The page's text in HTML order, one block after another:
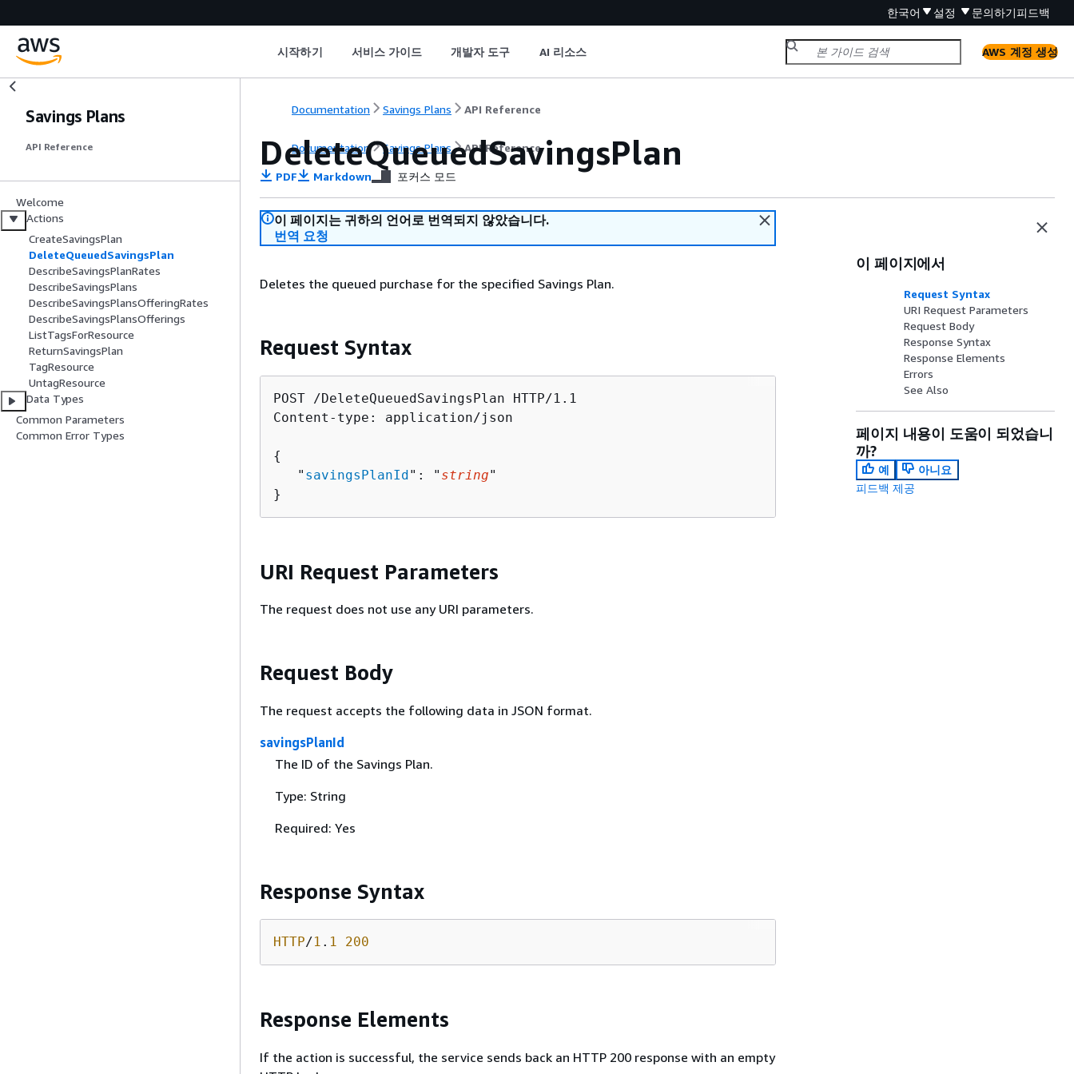
한국어 설정 문의하기피드백
시작하기 서비스 가이드 개발자 도구 AI 리소스 AWS 계정 생성
Savings Plans
API Reference
Welcome
Actions
CreateSavingsPlan
DeleteQueuedSavingsPlan
DescribeSavingsPlanRates
DescribeSavingsPlans
DescribeSavingsPlansOfferingRates
DescribeSavingsPlansOfferings
ListTagsForResource
ReturnSavingsPlan
TagResource
UntagResource
Data Types
Common Parameters
Common Error Types
Documentation Savings Plans API Reference
Documentation Savings Plans API Reference
DeleteQueuedSavingsPlan
PDF Markdown 포커스 모드
이 페이지는 귀하의 언어로 번역되지 않았습니다.
번역 요청
Deletes the queued purchase for the specified Savings Plan.
Request Syntax
POST /DeleteQueuedSavingsPlan HTTP/1.1
Content-type: application/json
{
   "
savingsPlanId": " string"
}
URI Request Parameters
The request does not use any URI parameters.
Request Body
The request accepts the following data in JSON format.
savingsPlanId
The ID of the Savings Plan.
Type: String
Required: Yes
Response Syntax
HTTP/1 . 1 200
Response Elements
If the action is successful, the service sends back an HTTP 200 response with an empty
이 페이지에서
Request Syntax
URI Request Parameters
Request Body
Response Syntax
Response Elements
Errors
See Also
페이지 내용이 도움이 되었습니
까?
예
아니요
피드백 제공